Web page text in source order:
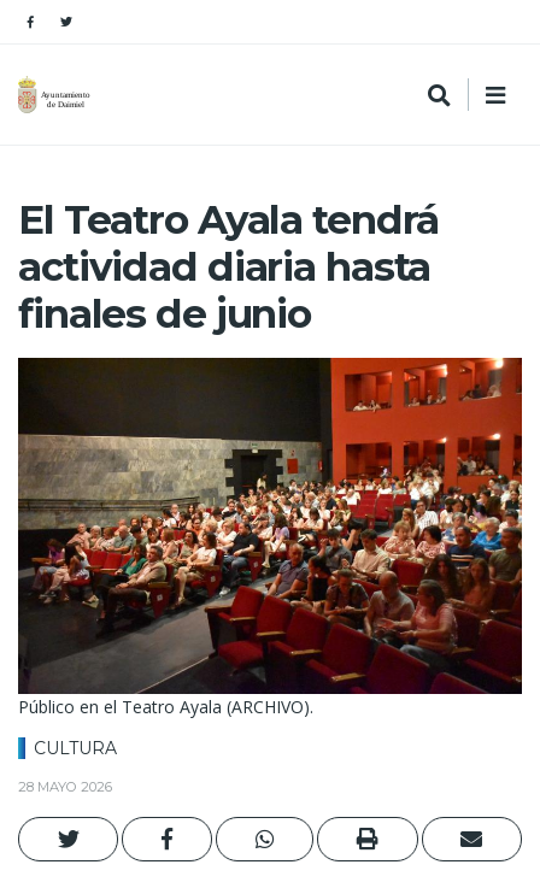
El Teatro Ayala tendrá
actividad diaria hasta
finales de junio
Público en el Teatro Ayala (ARCHIVO).
CULTURA
28 MAYO 2026